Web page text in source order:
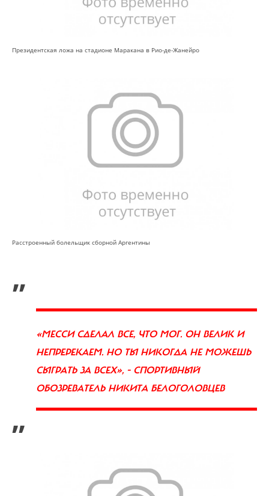
Президентская ложа на стадионе Маракана в Рио-де-Жанейро
Расстроенный болельщик сборной Аргентины
„
«МЕССИ СДЕЛАЛ ВСЕ, ЧТО МОГ. ОН ВЕЛИК И
НЕПРЕРЕКАЕМ. НО ТЫ НИКОГДА НЕ МОЖЕШЬ
СЫГРАТЬ ЗА ВСЕХ», - СПОРТИВНЫЙ
ОБОЗРЕВАТЕЛЬ НИКИТА БЕЛОГОЛОВЦЕВ
”